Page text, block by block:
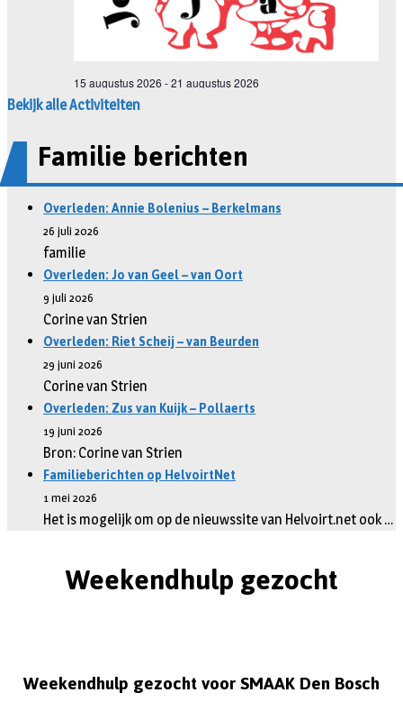
Bekijk alle Activiteiten
Familie berichten
Overleden: Annie Bolenius – Berkelmans
26 juli 2026
familie
Overleden: Jo van Geel – van Oort
9 juli 2026
Corine van Strien
Overleden: Riet Scheij – van Beurden
29 juni 2026
Corine van Strien
Overleden: Zus van Kuijk – Pollaerts
19 juni 2026
Bron: Corine van Strien
Familieberichten op HelvoirtNet
1 mei 2026
Het is mogelijk om op de nieuwssite van Helvoirt.net ook …
Weekendhulp gezocht
Weekendhulp gezocht voor SMAAK Den Bosch